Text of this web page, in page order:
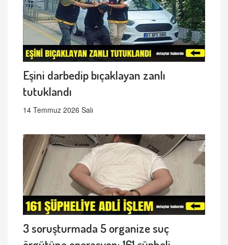
Eşini darbedip bıçaklayan zanlı
tutuklandı
14 Temmuz 2026 Salı
3 soruşturmada 5 organize suç